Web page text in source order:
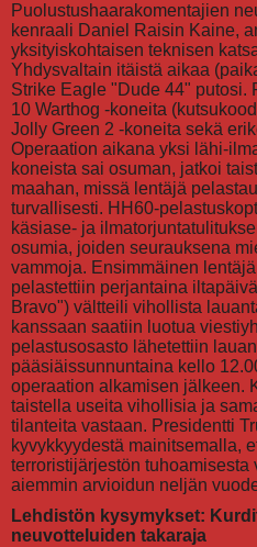
Puolustushaarakomentajien
kenraali Daniel Raisin Kaine,
yksityiskohtaisen teknisen
Yhdysvaltain itäistä aikaa
Strike Eagle "Dude 44" putosi.
10 Warthog -koneita
Jolly Green 2 -koneita sekä
Operaation aikana yksi lähi-
koneista sai osuman, jatkoi
maahan, missä lentäjä
turvallisesti. HH60-
käsiase- ja
osumia, joiden seurauksena
vammoja. Ensimmäinen
pelastettiin perjantaina
Bravo") vältteili vihollista
kanssaan saatiin luotua
pelastusosasto lähetettiin
pääsiäissunnuntaina kello
operaation alkamisen jälkeen.
taistella useita vihollisia ja
tilanteita vastaan. Presidentti
kyvykkyydestä mainitsemalla,
terroristijärjestön
aiemmin arvioidun neljän
Lehdistön kysymykset:
neuvotteluiden takaraja